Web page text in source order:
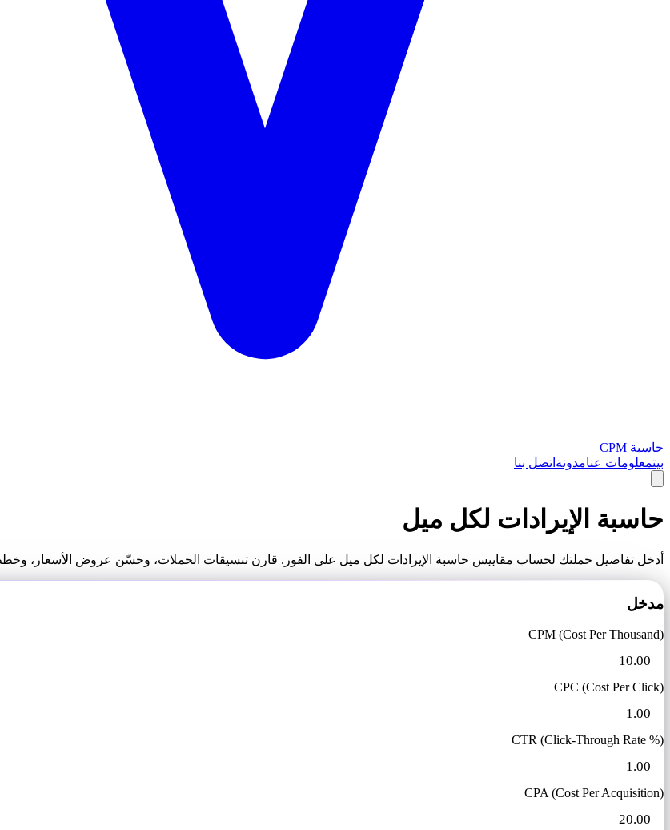
حاسبة CPM
بيتمعلومات عنامدونة اتصل بنا
حاسبة الإيرادات لكل ميل
أدخل تفاصيل حملتك لحساب مقاييس حاسبة الإيرادات لكل ميل على الفور. قارن تنسيقات الحملات، وحسّن عروض الأسعار، وخطط
مدخل
CPM (Cost Per Thousand)
CPC (Cost Per Click)
CTR (Click-Through Rate %)
CPA (Cost Per Acquisition)